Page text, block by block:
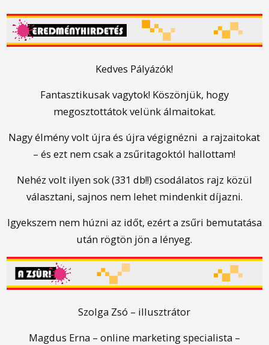
Kedves Pályázók!
Fantasztikusak vagytok! Köszönjük, hogy
megosztottátok velünk álmaitokat.
Nagy élmény volt újra és újra végignézni a rajzaitokat
– és ezt nem csak a zsűritagoktól hallottam!
Nehéz volt ilyen sok (331 db!!) csodálatos rajz közül
választani, sajnos nem lehet mindenkit díjazni.
Igyekszem nem húzni az időt, ezért a zsűri bemutatása
után rögtön jön a lényeg.
Szolga Zsófi – illusztrátor
Magdus Erna – online marketing specialista –